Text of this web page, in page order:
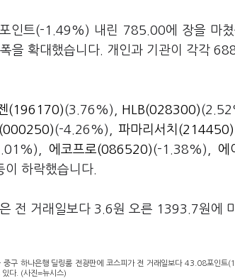
인트(-1.49%) 내린 785.00에 장을 마
을 확대했습니다. 개인과 기관이 각각
(196170)(3.76%), HLB(028300)
(-4.26%), 파마리서치(214450)
에코프로(086520)(-1.38%), 에
하락했습니다.
전 거래일보다 3.6원 오른 1393.7원에
중구 하나은행 딜링룸 전광판에 코스피가 전 거래일보다 43.08포인
있다. (사진=뉴시스)